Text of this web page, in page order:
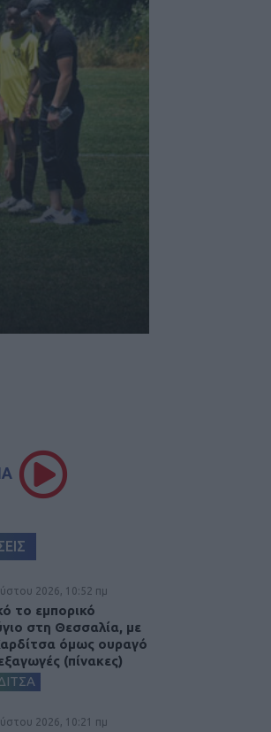
2026, 10:52 πμ
το εμπορικό
στη Θεσσαλία, με
όμως ουραγό
(πίνακες)
2026, 10:21 πμ